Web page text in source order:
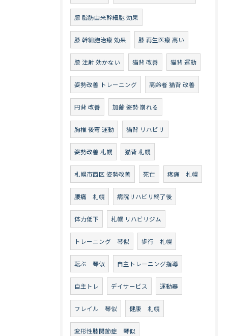
膝 脂肪由来幹細胞 効果
膝 幹細胞治療 効果 膝 再生医療 高い
膝 注射 効かない 猫背 改善 猫背 運動
姿勢改善 トレーニング 高齢者 猫背 改善
円背 改善 加齢 姿勢 崩れる
胸椎 後弯 運動 猫背 リハビリ
姿勢改善 札幌 猫背 札幌
札幌市西区 姿勢改善 死亡 疼痛 札幌
腰痛 札幌 病院リハビリ終了後
体力低下 札幌 リハビリジム
トレーニング 琴似 歩行 札幌
転ぶ 琴似 自主トレーニング指導
自主トレ デイサービス 運動器
フレイル 琴似 健康 札幌
変形性膝関節症 琴似